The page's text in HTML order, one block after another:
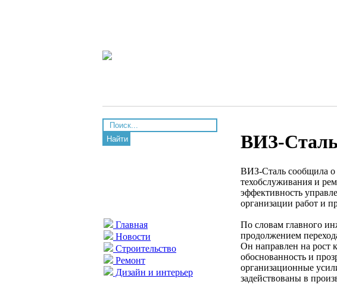
Найти
Главная
Новости
Строительство
Ремонт
Дизайн и интерьер
ВИЗ-Сталь
ВИЗ-Сталь сообщила о
техобслуживания и
эффективность
организации работ и
По словам главного
продолжением
Он направлен на рост
обоснованность и
организационные
задействованы в